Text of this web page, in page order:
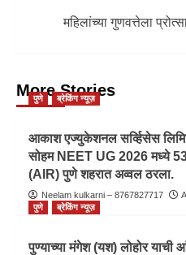
महिलांच्या गुणवत्तेला
More Stories
पुणे ब्रेकिंग न्यूज़
आकाश एज्युकेशनल सर्व्हिसेस
सोहम NEET UG 2026 मध्ये
(AIR) पुणे शहरात अव्वल ठरला.
Neelam kulkarni – 8767827717
पुणे
ब्रेकिंग न्यूज़
पुण्याच्या मंगेश (यश) लोहोर याची